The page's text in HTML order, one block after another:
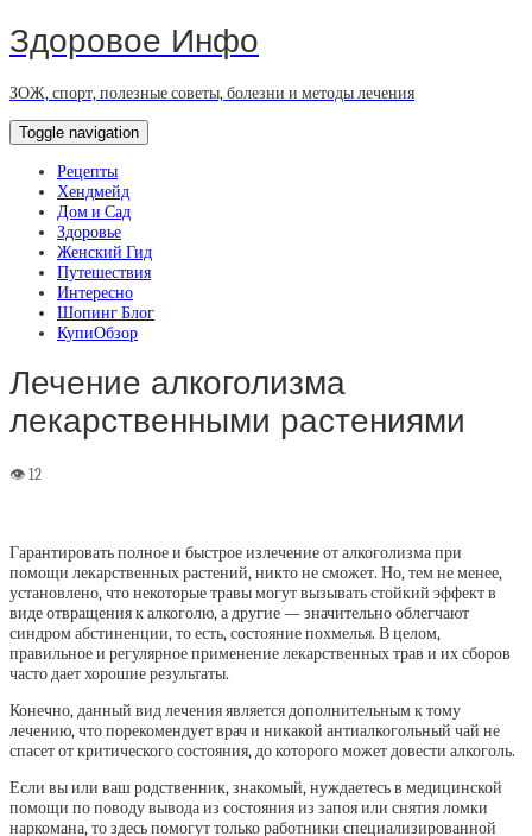
Здоровое Инфо
ЗОЖ, спорт, полезные советы, болезни и методы лечения
Toggle navigation
Рецепты
Хендмейд
Дом и Сад
Здоровье
Женский Гид
Путешествия
Интересно
Шопинг Блог
КупиОбзор
Лечение алкоголизма
лекарственными растениями
Гарантировать полное и быстрое излечение от алкоголизма при
помощи лекарственных растений, никто не сможет. Но, тем не менее,
установлено, что некоторые травы могут вызывать стойкий эффект в
виде отвращения к алкоголю, а другие — значительно облегчают
синдром абстиненции, то есть, состояние похмелья. В целом,
правильное и регулярное применение лекарственных трав и их сборов
часто дает хорошие результаты.
Конечно, данный вид лечения является дополнительным к тому
лечению, что порекомендует врач и никакой антиалкогольный чай не
спасет от критического состояния, до которого может довести алкоголь.
Если вы или ваш родственник, знакомый, нуждаетесь в медицинской
помощи по поводу вывода из состояния из запоя или снятия ломки
наркомана, то здесь помогут только работники специализированной